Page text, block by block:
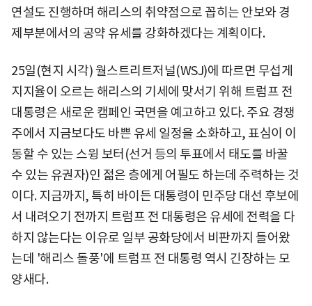
연설도 진행하며 해리스의 취약점으로 꼽히는 안보와 경
제부분에서의 공약 유세를 강화하겠다는 계획이다.
25일(현지 시각) 월스트리트저널(WSJ)에 따르면 무섭게
지지율이 오르는 해리스의 기세에 맞서기 위해 트럼프 전
대통령은 새로운 캠페인 국면을 예고하고 있다. 주요 경쟁
주에서 지금보다도 바쁜 유세 일정을 소화하고, 표심이 이
동할 수 있는 스윙 보터(선거 등의 투표에서 태도를 바꿀
수 있는 유권자)인 젊은 층에게 어필도 하는데 주력하는 것
이다. 지금까지, 특히 바이든 대통령이 민주당 대선 후보에
서 내려오기 전까지 트럼프 전 대통령은 유세에 전력을 다
하지 않는다는 이유로 일부 공화당에서 비판까지 들어왔
는데 '해리스 돌풍'에 트럼프 전 대통령 역시 긴장하는 모
양새다.